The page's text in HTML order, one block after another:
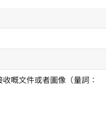
嘅文件或者圖像（量詞：